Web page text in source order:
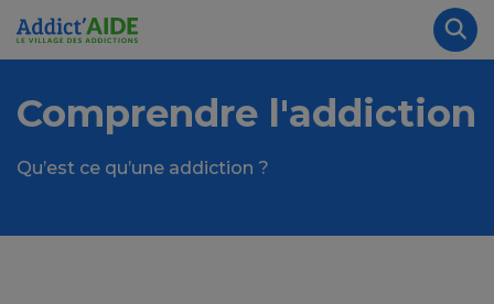
Aller au contenu principal
Comprendre l'addiction
Qu’est ce qu’une addiction ?
Panneau de gestion des cookies